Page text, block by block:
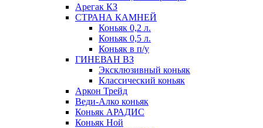
Арегак КЗ
СТРАНА КАМНЕЙ
Коньяк 0,2 л.
Коньяк 0,5 л.
Коньяк в п/у
ГИНЕВАН ВЗ
Эксклюзивный коньяк
Классический коньяк
Аркон Трейд
Веди-Алко коньяк
Коньяк АРАДИС
Коньяк Ной